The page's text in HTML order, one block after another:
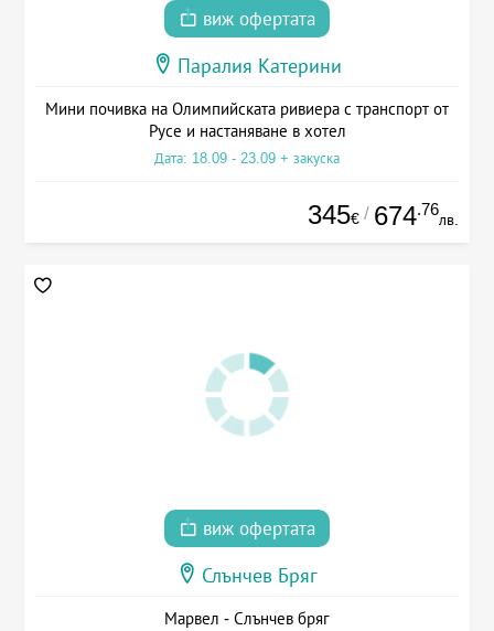
виж офертата
Паралия Катерини
Мини почивка на Олимпийската ривиера с транспорт от
Русе и настаняване в хотел
Дата: 18.09 - 23.09 + закуска
345€ / 674.76
лв.
виж офертата
Слънчев Бряг
Марвел - Слънчев бряг